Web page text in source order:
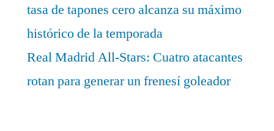
tasa de tapones cero alcanza su máximo
histórico de la temporada
Real Madrid All-Stars: Cuatro atacantes
rotan para generar un frenesí goleador